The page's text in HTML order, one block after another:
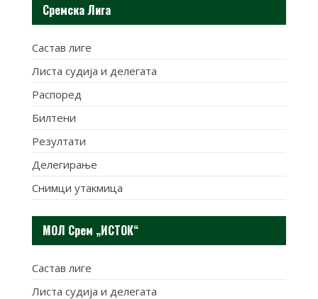
Сремска Лига
Састав лиге
Листа судија и делегата
Распоред
Билтени
Резултати
Делегирање
Снимци утакмица
МОЛ Срем „ИСТОК“
Састав лиге
Листа судија и делегата